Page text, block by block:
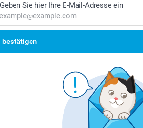
Geben Sie hier Ihre E-Mail-Adresse ein
bestätigen